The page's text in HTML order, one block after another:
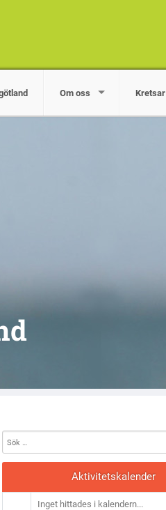
Om oss Kretsar
Aktivitetskalender
Inget hittades i kalendern...